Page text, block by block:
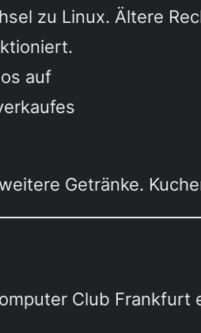
zu Linux. Ältere
auf
Getränke.
Club Frankfurt